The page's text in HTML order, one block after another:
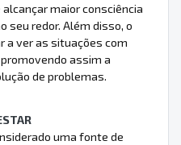
maior consciência
seu redor. Além disso, o
a ver as situações com
assim a
de problemas.
uma fonte de